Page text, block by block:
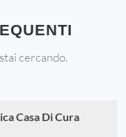
cercando.
Casa Di Cura